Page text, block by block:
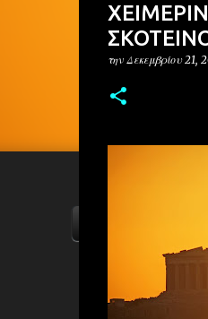
την Δεκεμβρίου 21,